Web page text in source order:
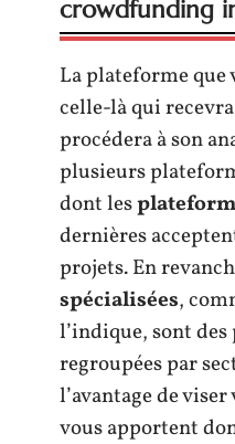
crowdfunding
La plateforme que
celle-là qui
procédera à son
plusieurs
dont les
dernières
projets. En
spécialisées,
l’indique, sont
regroupées par
l’avantage de
vous apportent